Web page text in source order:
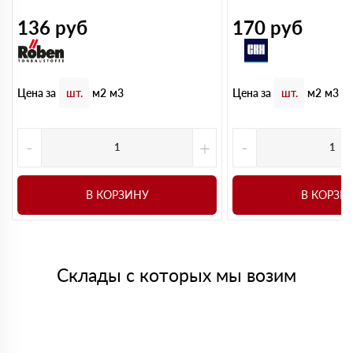
136 руб
Цена за шт. м2 м3
- +
В КОРЗИНУ
170 руб
Цена за шт. м2 м3
-
В
Склады с которых мы возим